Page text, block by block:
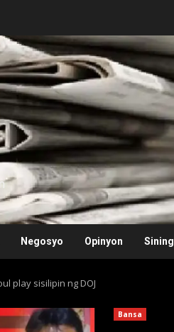
Negosyo Opinyon
play sisilipin ng DOJ
Bansa